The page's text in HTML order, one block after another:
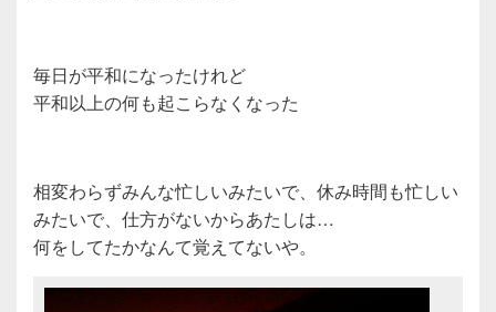
毎日が平和になったけれど
平和以上の何も起こらなくなった
相変わらずみんな忙しいみたいで、休み時間も忙しい
みたいで、仕方がないからあたしは…
何をしてたかなんて覚えてないや。